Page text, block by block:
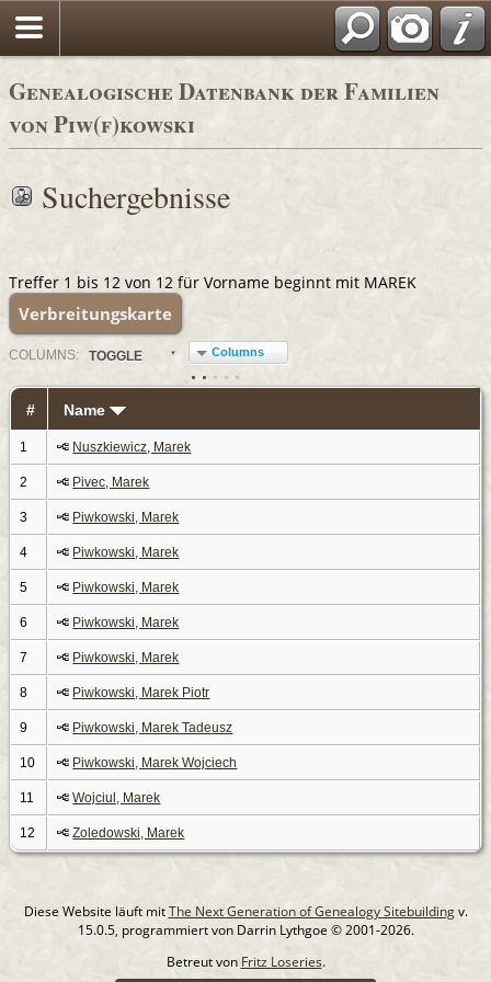
Genealogische Datenbank der Familien
von Piw(f)kowski
Suchergebnisse
Treffer 1 bis 12 von 12 für Vorname beginnt mit MAREK
Verbreitungskarte
COLUMN S: TOGGLE Columns
# Name
1 Nuszkiewicz, Marek
2 Pivec, Marek
3 Piwkowski, Marek
4 Piwkowski, Marek
5 Piwkowski, Marek
6 Piwkowski, Marek
7 Piwkowski, Marek
8 Piwkowski, Marek Piotr
9 Piwkowski, Marek Tadeusz
10 Piwkowski, Marek Wojciech
11 Wojciul, Marek
12 Zoledowski, Marek
Diese Website läuft mitThe Next Generation of Genealogy Sitebuildingv.
15.0.5, programmiert von Darrin Lythgoe © 2001-2026.
Betreut von Fritz Loseries.